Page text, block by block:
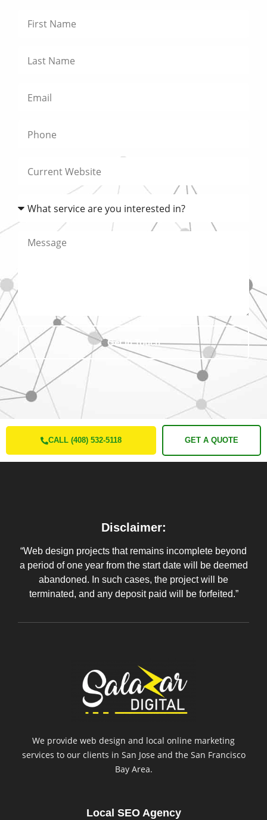
Get In Touch
CALL (408) 532-5118 GET A QUOTE
Disclaimer:
“Web design projects that remains incomplete beyond
a period of one year from the start date will be deemed
abandoned. In such cases, the project will be
terminated, and any deposit paid will be forfeited.”
We provide web design and local online marketing
services to our clients in San Jose and the San Francisco
Bay Area.
Local SEO Agency